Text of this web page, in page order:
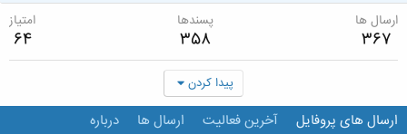
ارسال ها
367
پسندها
358
امتیاز
64
پیدا کردن
ارسال های پروفایل آخرین فعالیت ارسال ها درباره